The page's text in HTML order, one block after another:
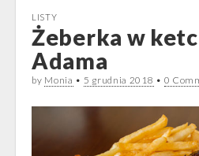
LISTY
Żeberka w
Adama
by Monia • 5 grudnia 2018 • 0